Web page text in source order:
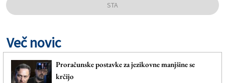
STA
Več novic
Proračunske postavke za jezikovne manjšine se
krčijo